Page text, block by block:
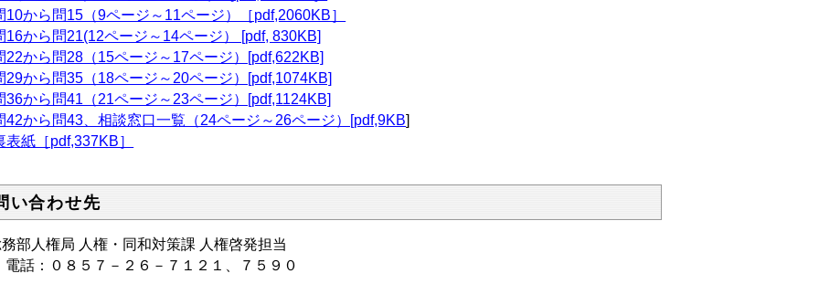
10から問15（9ページ～11ページ）［pdf,2060KB］
16から問21(12ページ～14ページ） [pdf, 830KB]
22から問28（15ページ～17ページ）[pdf,622KB]
29から問35（18ページ～20ページ）[pdf,1074KB]
36から問41（21ページ～23ページ）[pdf,1124KB]
42から問43、相談窓口一覧（24ページ～26ページ）[pdf,9KB]
表紙［pdf,337KB］
い合わせ先
部人権局 人権・同和対策課 人権啓発担当
：０８５７－２６－７１２１、７５９０